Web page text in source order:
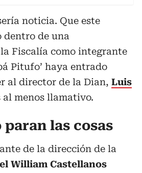
noticia. Que este
dentro de una
Fiscalía como integrante
Pitufo’ haya entrado
al director de la Dian, Luis
al menos llamativo.
paran las cosas
de la dirección de la
William Castellanos